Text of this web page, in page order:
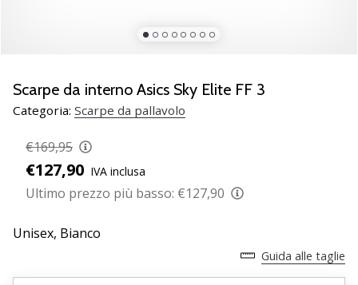
un
fanatico
della
come
noi?
Unisciti
come
Ambassador.
Scarpe da interno Asics Sky Elite FF 3
Categoria: Scarpe da pallavolo
€169,95
€127,90 IVA inclusa
Ultimo prezzo più basso: €127,90
Unisex, Bianco
Guida alle taglie